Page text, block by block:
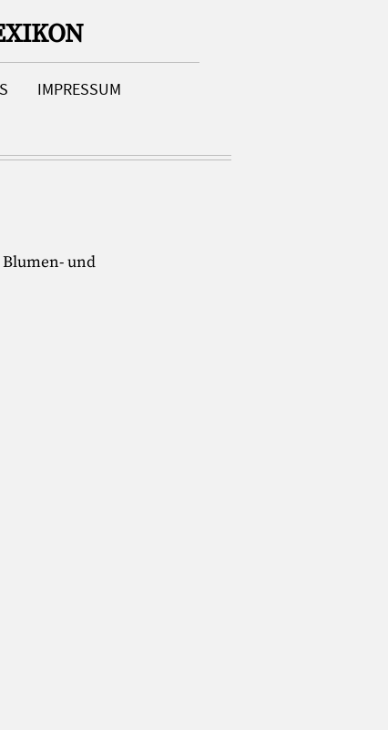
IMPRESSUM
Blumen- und